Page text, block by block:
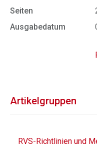
Seiten
Ausgabedatum
Artikelgruppen
RVS-Richtlinien und